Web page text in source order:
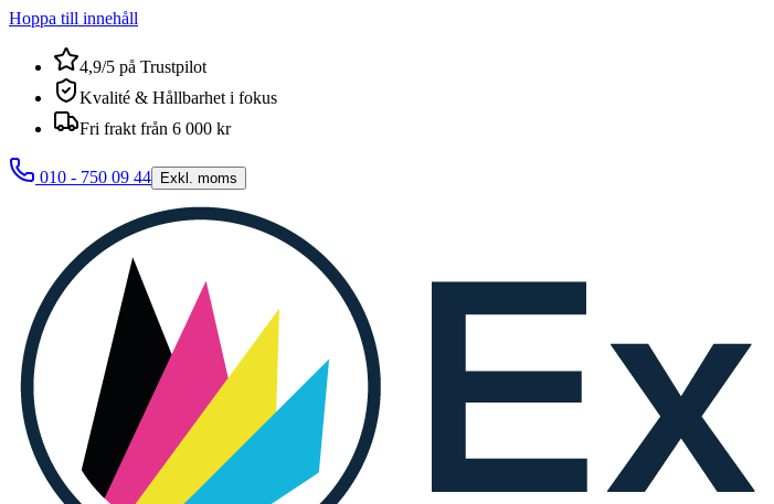
Hoppa till innehåll
4,9/5 på Trustpilot
Kvalité & Hållbarhet i fokus
Fri frakt från 6 000 kr
010 - 750 09 44 Exkl. moms